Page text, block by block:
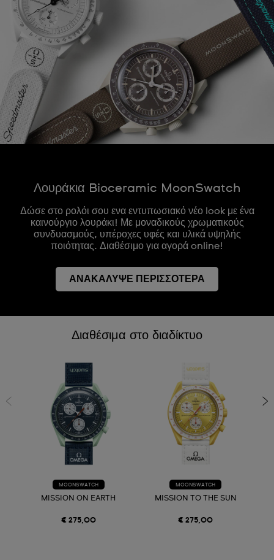
Λουράκια Bioceramic MoonSwatch
Δώσε στο ρολόι σου ενα εντυπωσιακό νέο look με ένα
καινούργιο λουράκι! Με μοναδικούς χρωματικούς
συνδυασμούς, υπέροχες υφές και υλικά υψηλής
ποιότητας. Διαθέσιμο για αγορά online!
ΑΝΑΚΑΛΥΨΕ ΠΕΡΙΣΣΟΤΕΡΑ
Διαθέσιμα στο διαδίκτυο
MOONSWATCH
MISSION ON EARTH
€ 275,00
MOONSWATCH
MISSION TO THE SUN
€ 275,00